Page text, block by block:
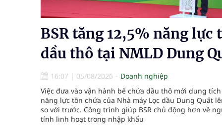
Đắk Lắk: Đẩy nhanh tiến độ khám sức khỏe
Tổng hợp những cách trị thâm body nách, bẹn,
BSR tăng 12,5% năng lực
dầu thô tại NMLD Dung
16:07 | 05/08/2026
Doanh nghiệp
Việc đưa vào vận hành bể chứa dầu thô mới dung
năng lực tồn chứa của Nhà máy Lọc dầu Dung Quất
so với trước. Công trình giúp BSR chủ động hơn về
tính linh hoạt trong nhập khẩu